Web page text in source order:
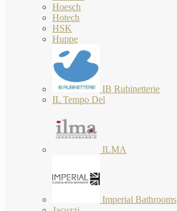
Hoesch
Hotech
HSK
Huppe
IB Rubinetterie
IL Tempo Del
ILMA
Imperial Bathrooms